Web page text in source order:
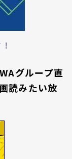
グループ直
読みたい放